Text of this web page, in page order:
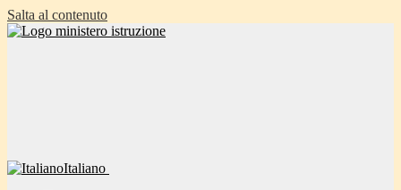
Salta al contenuto
Italiano